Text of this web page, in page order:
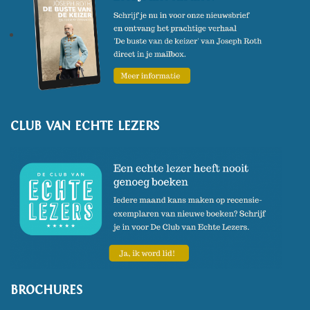
CLUB VAN ECHTE LEZERS
BROCHURES